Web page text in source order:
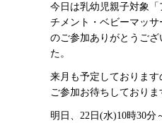
今日は乳幼児親子対象「
チメント・ベビーマッサ
のご参加ありがとうござ
た。
来月も予定しております
ご参加お待ちしておりま
明日、22日(水)10時30分